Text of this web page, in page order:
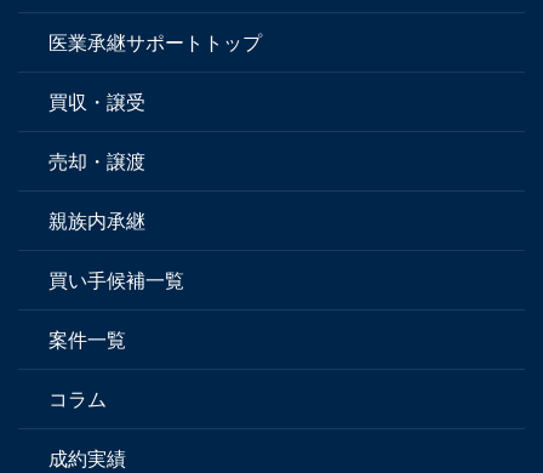
医業承継サポートトップ
買収・譲受
売却・譲渡
親族内承継
買い手候補一覧
案件一覧
コラム
成約実績